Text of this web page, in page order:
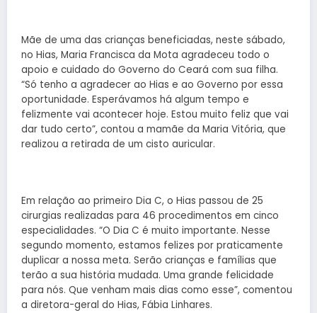
Mãe de uma das crianças beneficiadas, neste sábado,
no Hias, Maria Francisca da Mota agradeceu todo o
apoio e cuidado do Governo do Ceará com sua filha.
“Só tenho a agradecer ao Hias e ao Governo por essa
oportunidade. Esperávamos há algum tempo e
felizmente vai acontecer hoje. Estou muito feliz que vai
dar tudo certo”, contou a mamãe da Maria Vitória, que
realizou a retirada de um cisto auricular.
Em relação ao primeiro Dia C, o Hias passou de 25
cirurgias realizadas para 46 procedimentos em cinco
especialidades. “O Dia C é muito importante. Nesse
segundo momento, estamos felizes por praticamente
duplicar a nossa meta. Serão crianças e famílias que
terão a sua história mudada. Uma grande felicidade
para nós. Que venham mais dias como esse”, comentou
a diretora-geral do Hias, Fábia Linhares.